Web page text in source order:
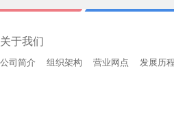
关于我们
公司简介 组织架构 营业网点 发展历程